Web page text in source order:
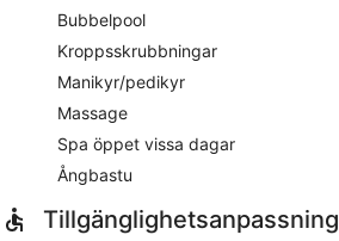
Bubbelpool
Kroppsskrubbningar
Manikyr/pedikyr
Massage
Spa öppet vissa dagar
Ångbastu
Tillgänglighetsanpassning